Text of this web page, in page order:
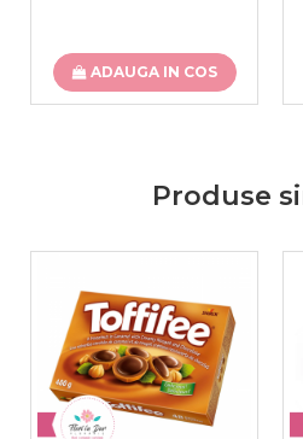
ADAUGA IN COS
Produse